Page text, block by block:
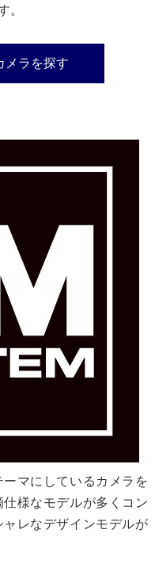
。
メラを探す
ーマにしているカメラを
様なモデルが多くコン
レなデザインモデルが